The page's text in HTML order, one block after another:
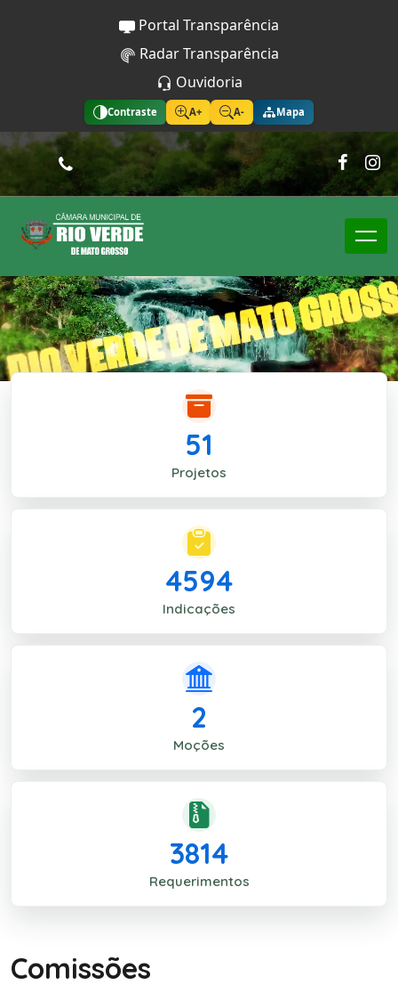
Portal Transparência
Radar Transparência
Ouvidoria
Contraste A+ A- Mapa
51
Projetos
4594
Indicações
2
Moções
3814
Requerimentos
Comissões